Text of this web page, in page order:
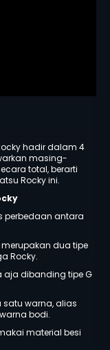
hadir dalam 4
masing-
total, berarti
Rocky ini.
perbedaan antara
merupakan dua tipe
Rocky.
aja dibanding tipe G
satu warna, alias
bodi.
material besi